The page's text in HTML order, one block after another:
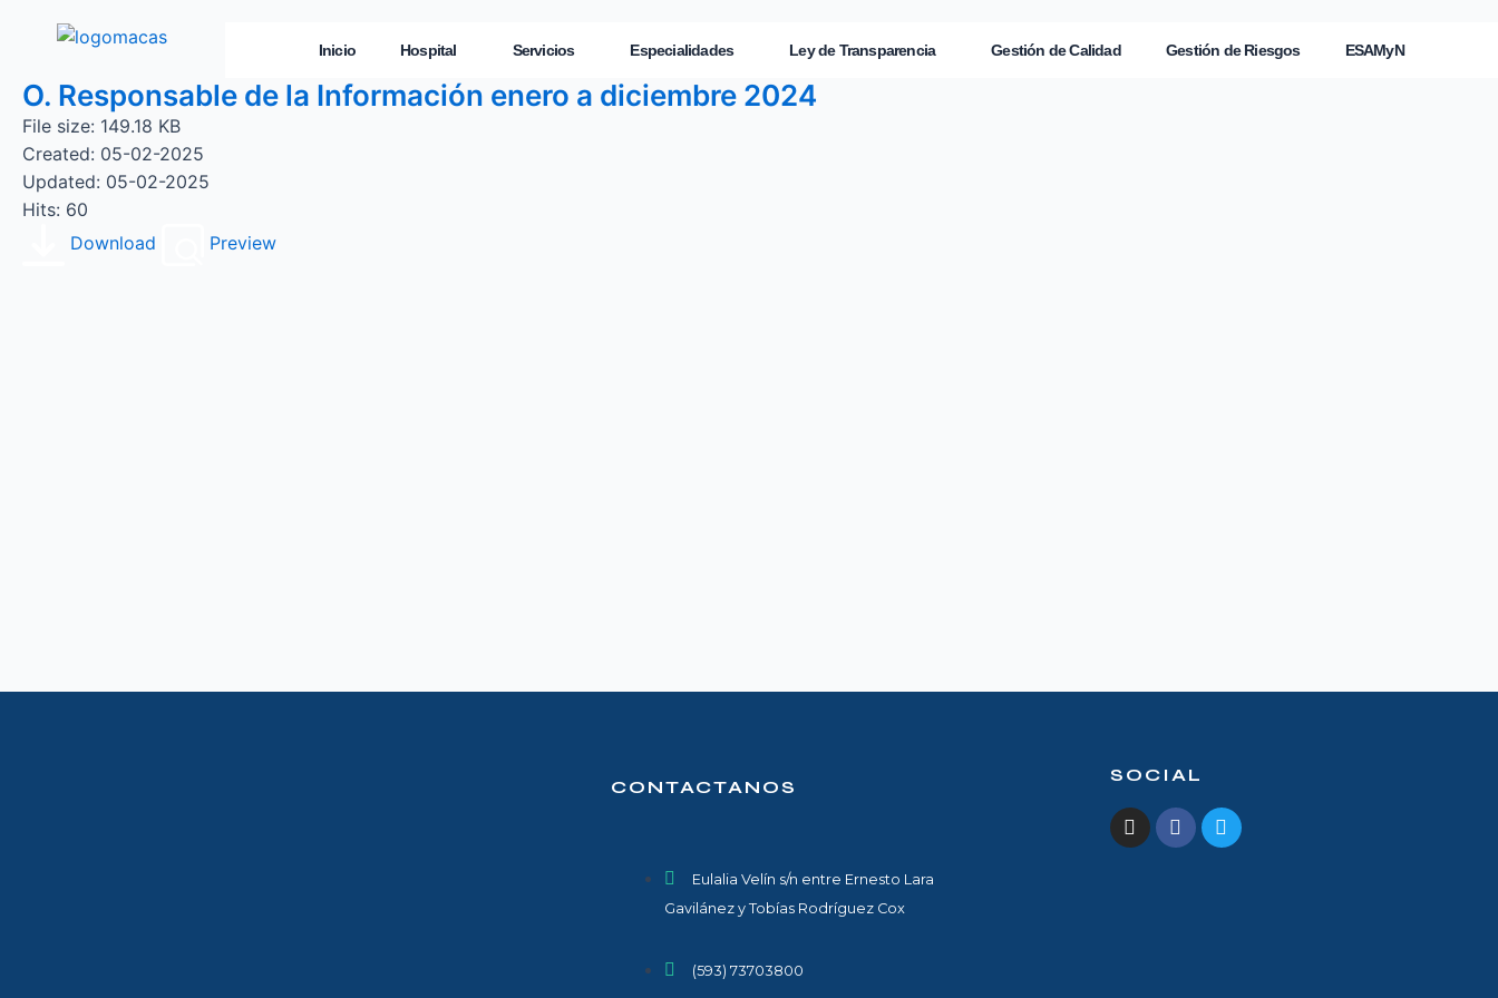
Inicio Hospital Servicios Especialidades Ley de Transparencia Gestión de Calidad Gestión de Riesgos ESAMyN
O. Responsable de la Información enero a diciembre 2024
File size: 149.18 KB
Created: 05-02-2025
Updated: 05-02-2025
Hits: 60
Download
Preview
CONTACTANOS
Eulalia Velín s/n entre Ernesto Lara
Gavilánez y Tobías Rodríguez Cox
(593) 73703800​
SOCIAL